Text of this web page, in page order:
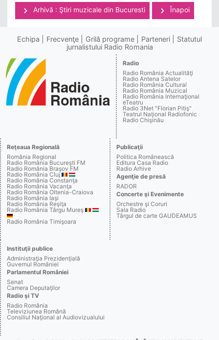
Arhivă : Ştiri muzicale din Bucuresti Înapoi
Echipa Frecvenţe Grilă programe Parteneri
Statutul
jurnalistului Radio Romania
Radio
Radio România Actualităţi
Radio Antena Satelor
Radio România Cultural
Radio România Muzical
Radio România Internaţional
eTeatru
Radio 3Net "Florian Pitiş"
Teatrul Naţional Radiofonic
Radio Chişinău
Reţeaua Regională
România Regional
Radio România Bucureşti FM
Radio România Braşov FM
Radio România Cluj
Radio România Constanţa
Radio România Vacanţa
Radio România Oltenia-Craiova
Radio România Iaşi
Radio România Reşiţa
Radio România Târgu Mureş
Radio România Timişoara
Publicaţii
Politica Românească
Editura Casa Radio
Radio Arhive
Agenţie de presă
RADOR
Concerte şi Evenimente
Orchestre şi Coruri
Sala Radio
Târgul de carte GAUDEAMUS
Instituţii publice
Administraţia Prezidenţială
Guvernul României
Parlamentul României
Senat
Camera Deputaţilor
Radio şi TV
Radio România
Televiziunea Română
Consiliul Naţional al Audiovizualului